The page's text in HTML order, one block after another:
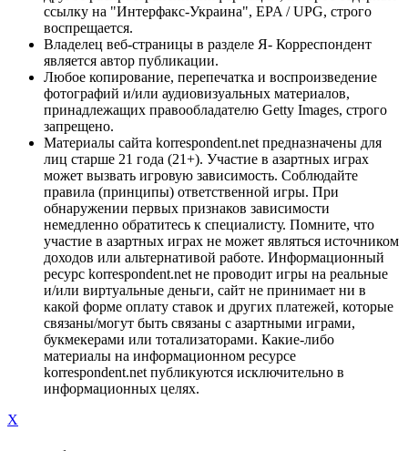
ссылку на "Интерфакс-Украина", EPA / UPG, строго
воспрещается.
Владелец веб-страницы в разделе Я- Корреспондент
является автор публикации.
Любое копирование, перепечатка и воспроизведение
фотографий и/или аудиовизуальных материалов,
принадлежащих правообладателю Getty Images, строго
запрещено.
Материалы сайта korrespondent.net предназначены для
лиц старше 21 года (21+). Участие в азартных играх
может вызвать игровую зависимость. Соблюдайте
правила (принципы) ответственной игры. При
обнаружении первых признаков зависимости
немедленно обратитесь к специалисту. Помните, что
участие в азартных играх не может являться источником
доходов или альтернативой работе. Информационный
ресурс korrespondent.net не проводит игры на реальные
и/или виртуальные деньги, сайт не принимает ни в
какой форме оплату ставок и других платежей, которые
связаны/могут быть связаны с азартными играми,
букмекерами или тотализаторами. Какие-либо
материалы на информационном ресурсе
korrespondent.net публикуются исключительно в
информационных целях.
X